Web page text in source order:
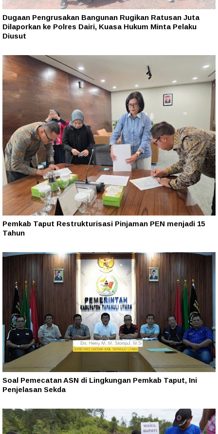
Dugaan Pengrusakan Bangunan Rugikan Ratusan Juta
Dilaporkan ke Polres Dairi, Kuasa Hukum Minta Pelaku
Diusut
Pemkab Taput Restrukturisasi Pinjaman PEN menjadi 15
Tahun‎
Soal Pemecatan ASN di Lingkungan Pemkab Taput, Ini
Penjelasan Sekda